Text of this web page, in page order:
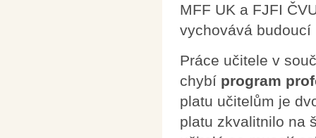
MFF UK a FJFI
vychovává budoucí
Práce učitele v
chybí program
platu učitelům je
platu zkvalitnilo na